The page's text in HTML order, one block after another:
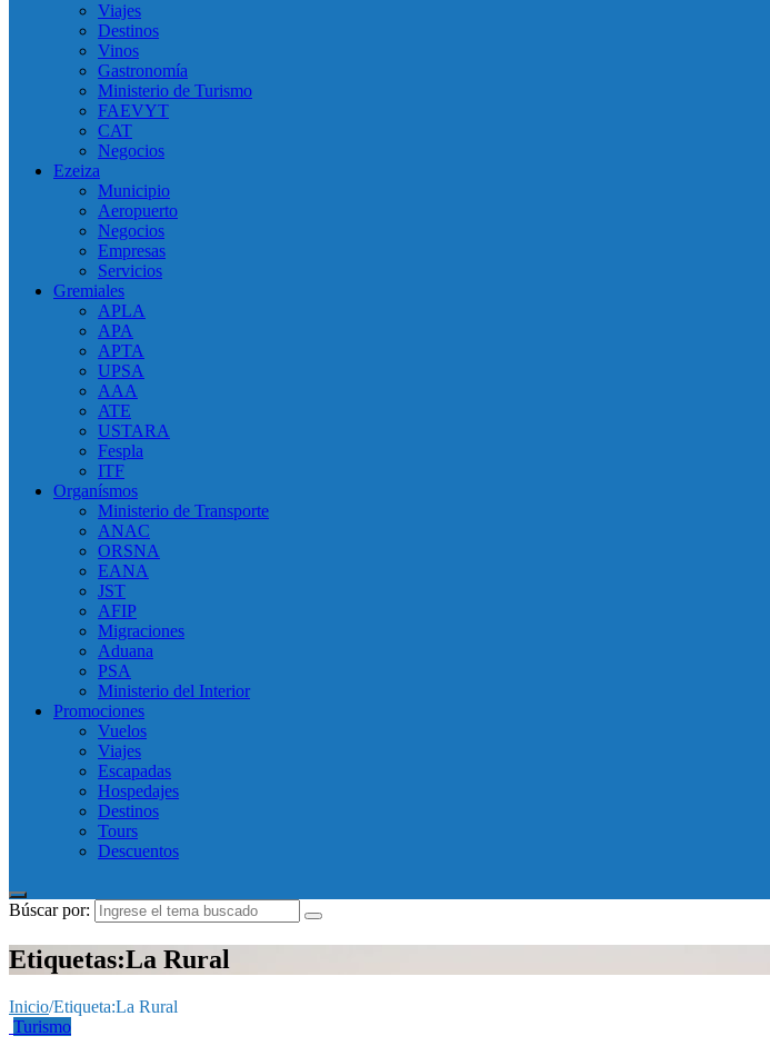
Viajes
Destinos
Vinos
Gastronomía
Ministerio de Turismo
FAEVYT
CAT
Negocios
Ezeiza
Municipio
Aeropuerto
Negocios
Empresas
Servicios
Gremiales
APLA
APA
APTA
UPSA
AAA
ATE
USTARA
Fespla
ITF
Organísmos
Ministerio de Transporte
ANAC
ORSNA
EANA
JST
AFIP
Migraciones
Aduana
PSA
Ministerio del Interior
Promociones
Vuelos
Viajes
Escapadas
Hospedajes
Destinos
Tours
Descuentos
Búscar por:
Etiquetas:La Rural
Inicio/Etiqueta:La Rural
Turismo